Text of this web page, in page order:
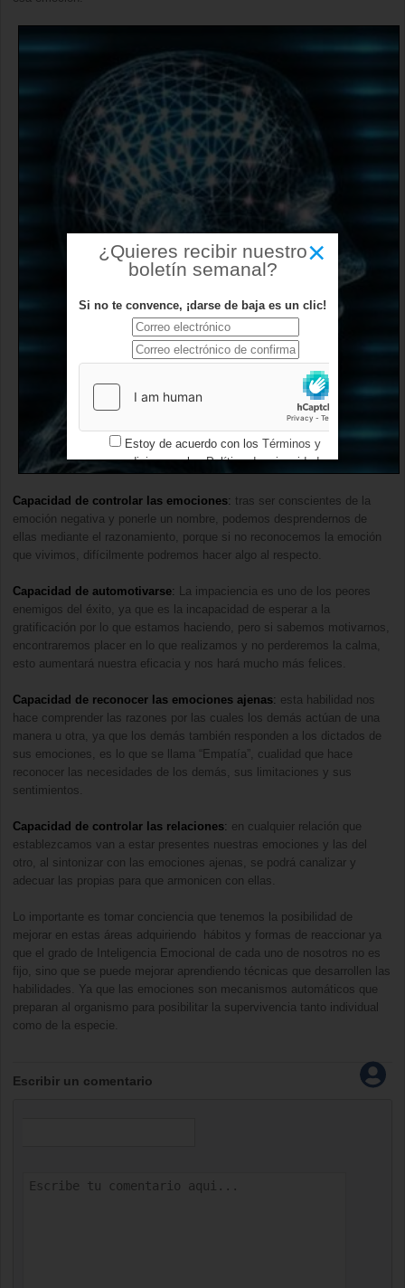
Capacidad de controlar las emociones: tras ser conscientes de la
emoción negativa y ponerle un nombre, podemos desprendernos de
ellas mediante el razonamiento, porque si no reconocemos la emoción
que vivimos, difícilmente podremos hacer algo al respecto.
Capacidad de automotivarse:
La impaciencia es uno de los peores
enemigos del éxito, ya que es la incapacidad de esperar a la
gratificación por lo que estamos haciendo, pero si sabemos motivarnos,
encontraremos placer en lo que realizamos y no perderemos la calma,
esto aumentará nuestra eficacia y nos hará mucho más felices.
Capacidad de reconocer las emociones ajenas: esta habilidad nos
hace comprender las razones por las cuales los demás actúan de una
manera u otra, ya que los demás también responden a los dictados de
sus emociones, es lo que se llama “Empatía”, cualidad que hace
reconocer las necesidades de los demás, sus limitaciones y sus
sentimientos.
Capacidad de controlar las relaciones: en cualquier relación que
establezcamos van a estar presentes nuestras emociones y las del
otro, al sintonizar con las emociones ajenas, se podrá canalizar y
adecuar las propias para que armonicen con ellas.
Lo importante es tomar conciencia que tenemos la posibilidad de
mejorar en estas áreas adquiriendo hábitos y formas de reaccionar ya
que el grado de Inteligencia Emocional de cada uno de nosotros no es
fijo, sino que se puede mejorar aprendiendo técnicas que desarrollen las
habilidades. Ya que las emociones son mecanismos automáticos que
preparan al organismo para posibilitar la supervivencia tanto individual
como de la especie.
Escribir un comentario
×
¿Quieres recibir nuestro
boletín semanal?
Si no te convence, ¡darse de baja es un clic!
Estoy de acuerdo con los Términos y
condicionesy losPolítica de privacidad